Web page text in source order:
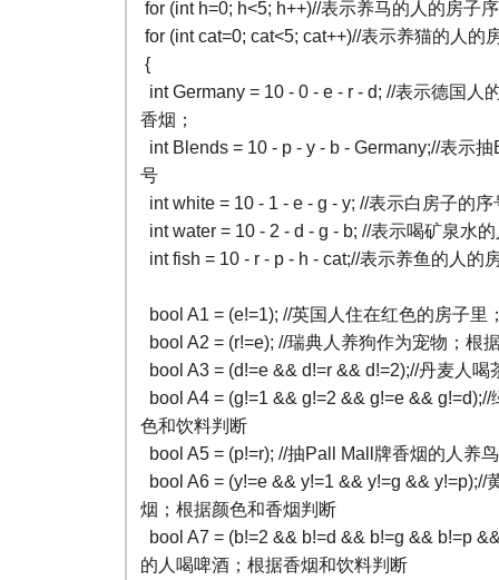
for (int h=0; h<5; h++)//表示养马的人的房子
for (int cat=0; cat<5; cat++)//表示养猫的人的
{
int Germany = 10 - 0 - e - r - d; //表示德国人
香烟；
int Blends = 10 - p - y - b - Germany;//表示
号
int white = 10 - 1 - e - g - y; //表示白房子的序
int water = 10 - 2 - d - g - b; //表示喝矿泉水
int fish = 10 - r - p - h - cat;//表示养鱼的人的
bool A1 = (e!=1); //英国人住在红色的房子里
bool A2 = (r!=e); //瑞典人养狗作为宠物；根
bool A3 = (d!=e && d!=r && d!=2);//丹麦人
bool A4 = (g!=1 && g!=2 && g!=e &&
色和饮料判断
bool A5 = (p!=r); //抽Pall Mall牌香烟的人养
bool A6 = (y!=e && y!=1 && y!=g &&
烟；根据颜色和香烟判断
bool A7 = (b!=2 && b!=d && b!=g && b!=p
的人喝啤酒；根据香烟和饮料判断